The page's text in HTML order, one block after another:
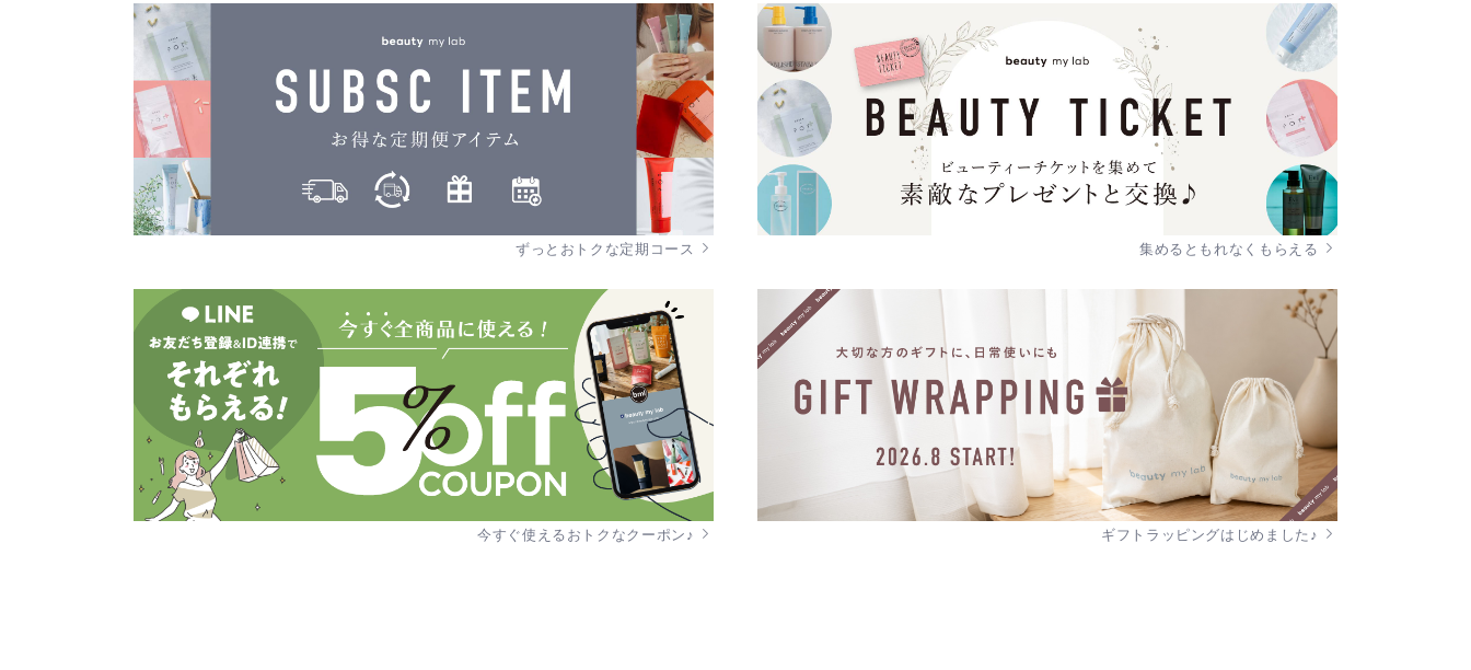
マデナ
ミルボン
ムーンパンツ
Mellia
MediProduct
mous.
ヤーマン
ユーグレナ
RETOUCH
OW BYE TORI
オベリクス
オルディーブシーディル
ORDEVE Seadil
オルビス
カドー
カラーガジェット
キャラバン
クオルシア
グッバイイエロー/オレンジ
GOODBYE YELLOW ＆ GOODBYE ORANGE
クラプロックス
CURAPROX
グランドリンケージ
ずっとおトクな定期コース 集めるともれなくもらえる
今すぐ使えるおトクなクーポン♪ ギフトラッピングはじめました♪